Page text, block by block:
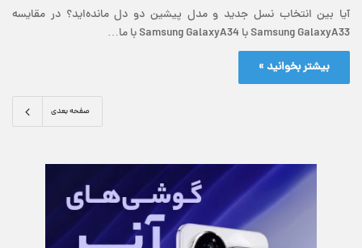
آیا بین انتخاب نسل جدید و مدل پیشین دو دل مانده‌‌اید؟ در مقایسه
Samsung GalaxyA33 با Samsung GalaxyA34 با ما…
بیشتر بخوانید »
صفحه بعدی